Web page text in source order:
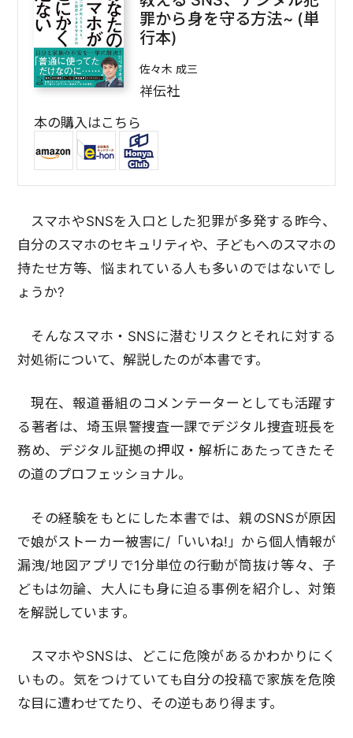
罪から身を守る方法~ (単
行本)
佐々木 成三
祥伝社
本の購入はこちら
スマホやSNSを入口とした犯罪が多発する昨今、
自分のスマホのセキュリティや、子どもへのスマホの
持たせ方等、悩まれている人も多いのではないでし
ょうか?
そんなスマホ・SNSに潜むリスクとそれに対する
対処術について、解説したのが本書です。
現在、報道番組のコメンテーターとしても活躍す
る著者は、埼玉県警捜査一課でデジタル捜査班長を
務め、デジタル証拠の押収・解析にあたってきたそ
の道のプロフェッショナル。
その経験をもとにした本書では、親のSNSが原因
で娘がストーカー被害に/「いいね!」から個人情報が
漏洩/地図アプリで1分単位の行動が筒抜け等々、子
どもは勿論、大人にも身に迫る事例を紹介し、対策
を解説しています。
スマホやSNSは、どこに危険があるかわかりにく
いもの。気をつけていても自分の投稿で家族を危険
な目に遭わせてたり、その逆もあり得ます。